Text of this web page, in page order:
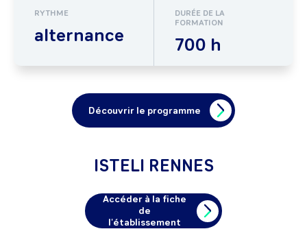
RYTHME
alternance
DURÉE DE LA
FORMATION
700 h
Découvrir le programme
ISTELI RENNES
Accéder à la fiche
de
l'établissement